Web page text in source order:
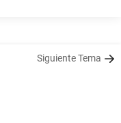
Siguiente Tema